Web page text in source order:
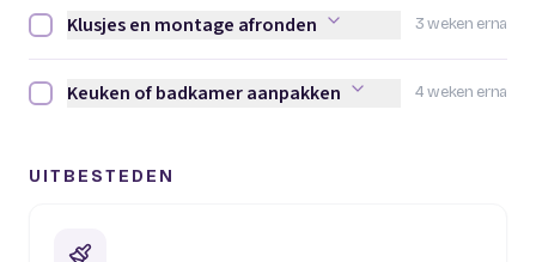
3 weken erna
Klusjes en montage afronden afvinken
Klusjes en montage afronden
4 weken erna
Keuken of badkamer aanpakken afvinken
Keuken of badkamer aanpakken
UITBESTEDEN